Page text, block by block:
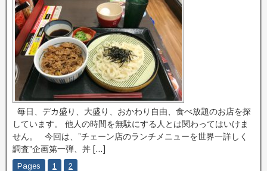
毎日、デカ盛り、大盛り、おかわり自由、食べ放題のお店を探
しています。 他人の時間を無駄にする人とは関わってはいけま
せん。 今回は、”チェーン店のランチメニューを世界一詳しく
調査”企画第一弾、丼 […]
Pages 1 2